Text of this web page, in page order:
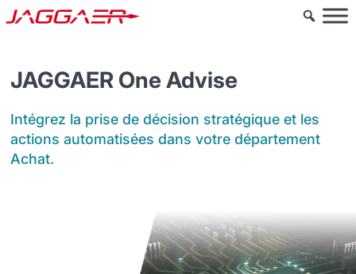
JAGGAER One Advise
Intégrez la prise de décision stratégique et les
actions automatisées dans votre département
Achat.